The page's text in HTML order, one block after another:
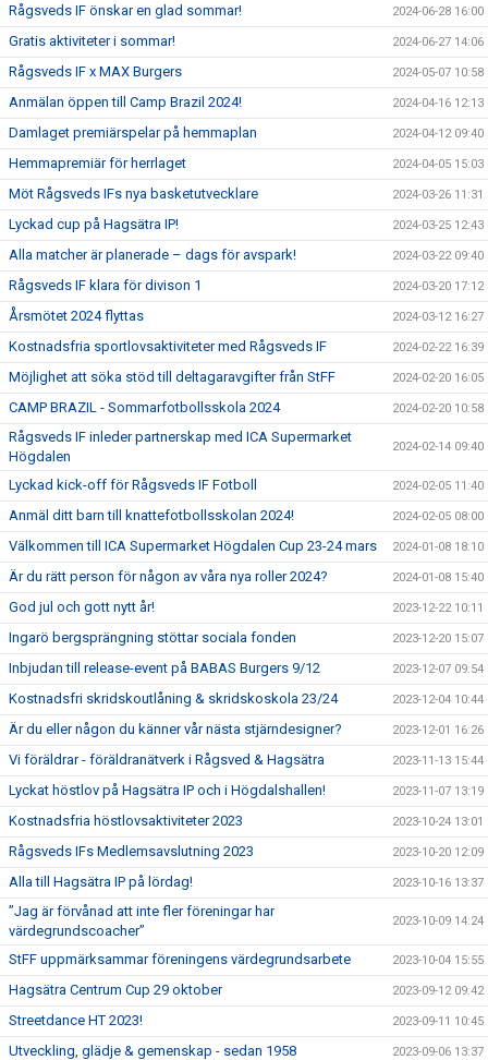
Rågsveds IF önskar en glad sommar! 2024-06-28 16:00
Gratis aktiviteter i sommar! 2024-06-27 14:06
Rågsveds IF x MAX Burgers 2024-05-07 10:58
Anmälan öppen till Camp Brazil 2024! 2024-04-16 12:13
Damlaget premiärspelar på hemmaplan 2024-04-12 09:40
Hemmapremiär för herrlaget 2024-04-05 15:03
Möt Rågsveds IFs nya basketutvecklare 2024-03-26 11:31
Lyckad cup på Hagsätra IP! 2024-03-25 12:43
Alla matcher är planerade – dags för avspark! 2024-03-22 09:40
Rågsveds IF klara för divison 1 2024-03-20 17:12
Årsmötet 2024 flyttas 2024-03-12 16:27
Kostnadsfria sportlovsaktiviteter med Rågsveds IF 2024-02-22 16:39
Möjlighet att söka stöd till deltagaravgifter från StFF 2024-02-20 16:05
CAMP BRAZIL - Sommarfotbollsskola 2024 2024-02-20 10:58
Rågsveds IF inleder partnerskap med ICA Supermarket
Högdalen
2024-02-14 09:40
Lyckad kick-off för Rågsveds IF Fotboll 2024-02-05 11:40
Anmäl ditt barn till knattefotbollsskolan 2024! 2024-02-05 08:00
Välkommen till ICA Supermarket Högdalen Cup 23-24 mars 2024-01-08 18:10
Är du rätt person för någon av våra nya roller 2024? 2024-01-08 15:40
God jul och gott nytt år! 2023-12-22 10:11
Ingarö bergsprängning stöttar sociala fonden 2023-12-20 15:07
Inbjudan till release-event på BABAS Burgers 9/12 2023-12-07 09:54
Kostnadsfri skridskoutlåning & skridskoskola 23/24 2023-12-04 10:44
Är du eller någon du känner vår nästa stjärndesigner? 2023-12-01 16:26
Vi föräldrar - föräldranätverk i Rågsved & Hagsätra 2023-11-13 15:44
Lyckat höstlov på Hagsätra IP och i Högdalshallen! 2023-11-07 13:19
Kostnadsfria höstlovsaktiviteter 2023 2023-10-24 13:01
Rågsveds IFs Medlemsavslutning 2023 2023-10-20 12:09
Alla till Hagsätra IP på lördag! 2023-10-16 13:37
”Jag är förvånad att inte fler föreningar har
värdegrundscoacher”
2023-10-09 14:24
StFF uppmärksammar föreningens värdegrundsarbete 2023-10-04 15:55
Hagsätra Centrum Cup 29 oktober 2023-09-12 09:42
Streetdance HT 2023! 2023-09-11 10:45
Utveckling, glädje & gemenskap - sedan 1958 2023-09-06 13:37